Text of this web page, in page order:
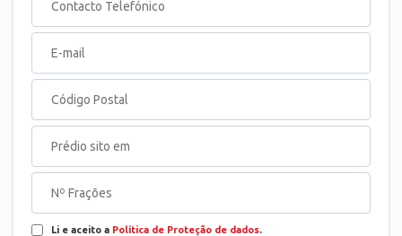
Li e aceito a Política de Proteção de dados.